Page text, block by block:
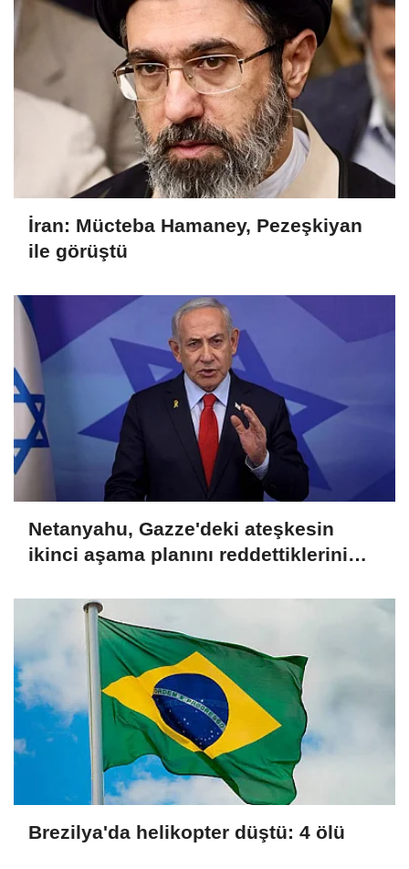
İran: Mücteba Hamaney, Pezeşkiyan
ile görüştü
Netanyahu, Gazze'deki ateşkesin
ikinci aşama planını reddettiklerini
Brezilya'da helikopter düştü: 4 ölü